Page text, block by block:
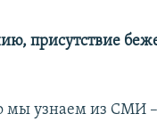
присутствие
мы узнаем из СМИ